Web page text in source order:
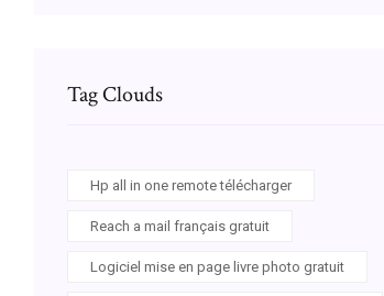
Tag Clouds
Hp all in one remote télécharger
Reach a mail français gratuit
Logiciel mise en page livre photo gratuit